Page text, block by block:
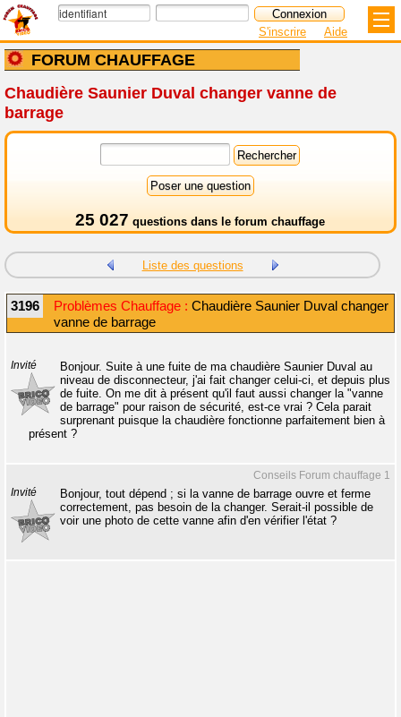
FORUM CHAUFFAGE
S'inscrire Aide
Chaudière Saunier Duval changer vanne de
barrage
25 027 questions dans le forum chauffage
Liste des questions
3196 Problèmes Chauffage : Chaudière Saunier Duval changer
vanne de barrage
Invité
Bonjour. Suite à une fuite de ma chaudière Saunier Duval au
niveau de disconnecteur, j'ai fait changer celui-ci, et depuis plus
de fuite. On me dit à présent qu'il faut aussi changer la "vanne
de barrage" pour raison de sécurité, est-ce vrai ? Cela parait
surprenant puisque la chaudière fonctionne parfaitement bien à
présent ?
Conseils Forum chauffage 1
Invité
Bonjour, tout dépend ; si la vanne de barrage ouvre et ferme
correctement, pas besoin de la changer. Serait-il possible de
voir une photo de cette vanne afin d'en vérifier l'état ?